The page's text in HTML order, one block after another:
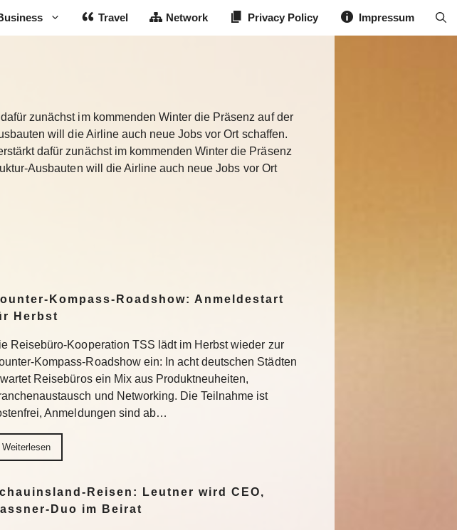
Travel Network Privacy Policy Impressum
zunächst im kommenden Winter die Präsenz auf der
will die Airline auch neue Jobs vor Ort schaffen.
dafür zunächst im kommenden Winter die Präsenz
Ausbauten will die Airline auch neue Jobs vor Ort
Kompass-Roadshow: Anmeldestart
Herbst
Reisebüro-Kooperation TSS lädt im Herbst wieder zur
Kompass-Roadshow ein: In acht deutschen Städten
Reisebüros ein Mix aus Produktneuheiten,
und Networking. Die Teilnahme ist
Anmeldungen sind ab…
Weiterlesen
Reisen: Leutner wird CEO,
Duo im Beirat